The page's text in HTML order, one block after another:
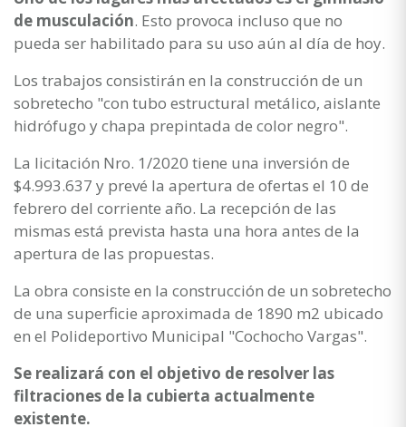
de musculación. Esto provoca incluso que no
pueda ser habilitado para su uso aún al día de hoy.
Los trabajos consistirán en la construcción de un
sobretecho "con tubo estructural metálico, aislante
hidrófugo y chapa prepintada de color negro".
La licitación Nro. 1/2020 tiene una inversión de
$4.993.637 y prevé la apertura de ofertas el 10 de
febrero del corriente año. La recepción de las
mismas está prevista hasta una hora antes de la
apertura de las propuestas.
La obra consiste en la construcción de un sobretecho
de una superficie aproximada de 1890 m2 ubicado
en el Polideportivo Municipal "Cochocho Vargas".
Se realizará con el objetivo de resolver las
filtraciones de la cubierta actualmente
existente.